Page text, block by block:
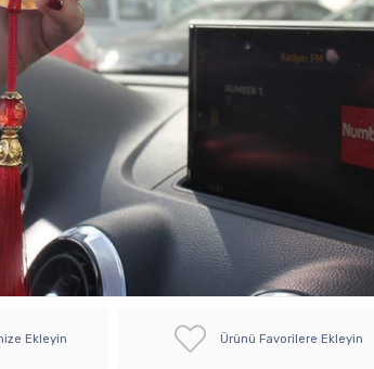
Ekleyin Ürünü Favorilere Ekleyin